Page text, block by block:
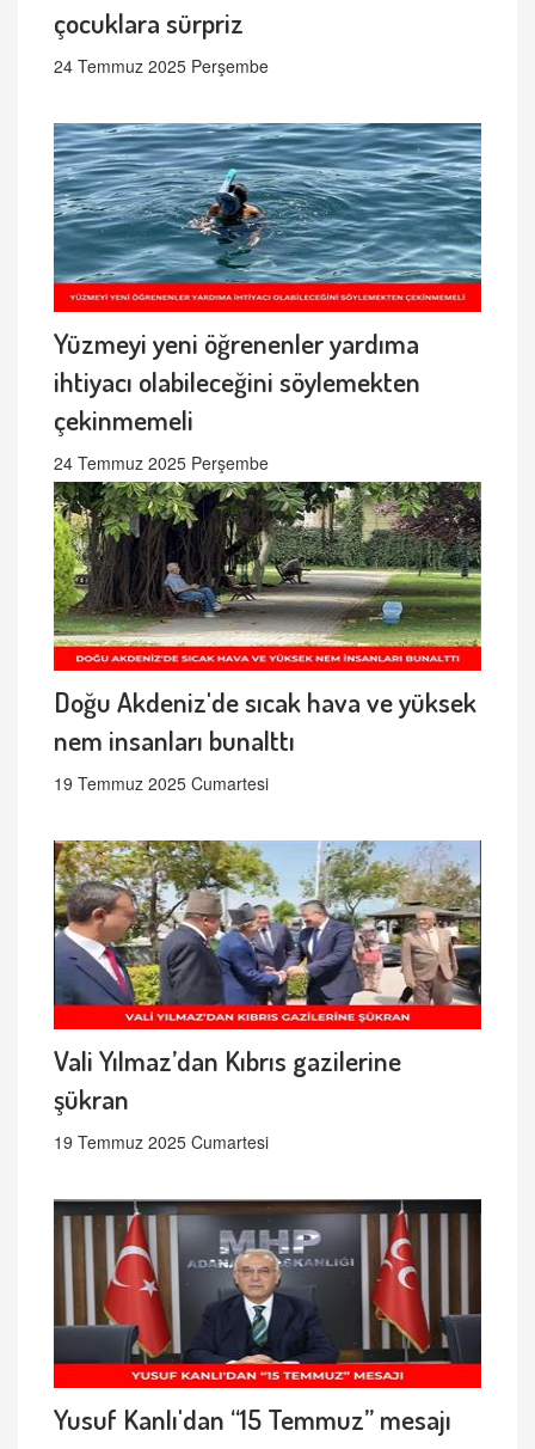
çocuklara sürpriz
24 Temmuz 2025 Perşembe
Yüzmeyi yeni öğrenenler yardıma
ihtiyacı olabileceğini söylemekten
çekinmemeli
24 Temmuz 2025 Perşembe
Doğu Akdeniz'de sıcak hava ve yüksek
nem insanları bunalttı
19 Temmuz 2025 Cumartesi
Vali Yılmaz’dan Kıbrıs gazilerine
şükran
19 Temmuz 2025 Cumartesi
Yusuf Kanlı'dan “15 Temmuz” mesajı